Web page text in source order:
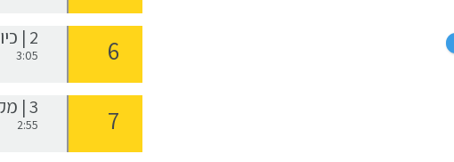
2 | כיוון המוטיבציה
3:05
3 | מקור המוטיבציה
2:55